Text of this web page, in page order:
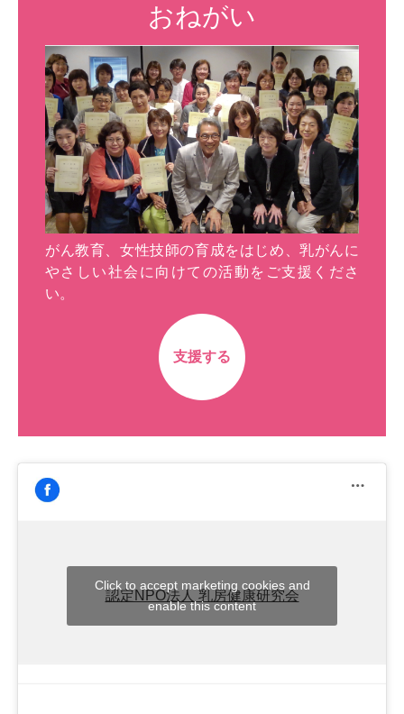
おねがい
がん教育、女性技師の育成をはじめ、乳がんに
やさしい社会に向けての活動をご支援くださ
い。
支援する
認定NPO法人 乳房健康研究会
Click to accept marketing cookies and
enable this content